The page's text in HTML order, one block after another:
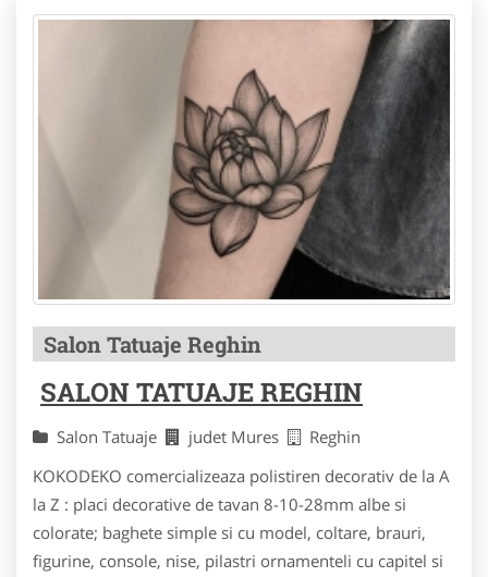
Salon Tatuaje Reghin
SALON TATUAJE REGHIN
Salon Tatuaje judet Mures
Reghin
KOKODEKO comercializeaza polistiren decorativ de la A
la Z : placi decorative de tavan 8-10-28mm albe si
colorate; baghete simple si cu model, coltare, brauri,
figurine, console, nise, pilastri ornamenteli cu capitel si